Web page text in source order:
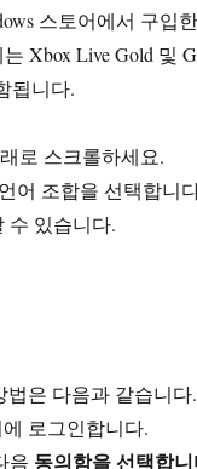
스토어에서 구입
Xbox Live Gold 및
됩니다.
로 스크롤하세요.
어 조합을 선택합니
수 있습니다.
법은 다음과 같습니다.
로그인합니다.
음 동의함을 선택합